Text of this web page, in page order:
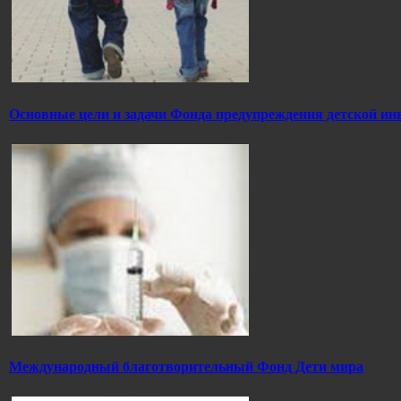
Основные цели и задачи Фонда предупреждения детской
Международный благотворительный Фонд Дети мира